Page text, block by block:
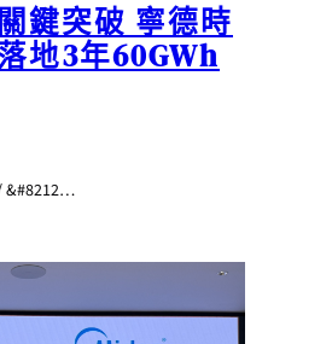
鍵突破 寧德時
地3年60GWh
&#8212…